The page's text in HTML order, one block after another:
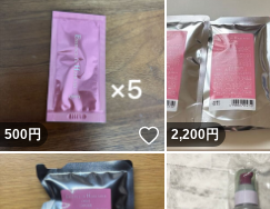
500円 いいね！
2,200円